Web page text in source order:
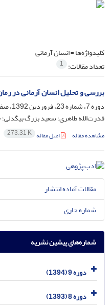
کلیدواژه‌ها =انسان آرمانی
تعداد مقالات: 1
بررسی و تحلیل انسان آرمانی در
دوره 7، شماره 23، فروردین 1392، صفحه
قدرت‌الله طاهری؛ سعید بزرگ
مشاهده مقاله اصل مقاله 273.31 K
مقالات آماده انتشار
شماره جاری
شماره‌های پیشین نشریه
دوره 9 (1394)
دوره 8 (1393)